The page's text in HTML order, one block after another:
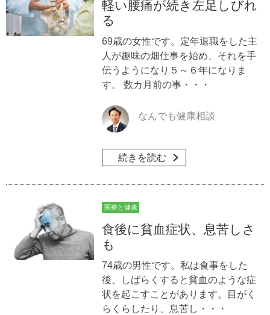
軽い腰痛が続き左足しびれ
る
69歳の女性です。定年退職をした主
人が趣味の畑仕事を始め、それを手
伝うようになり５～６年になりま
す。 数カ月前の事・・・
なんでも健康相談
続きを読む
医療と健康
食後に貧血症状、息苦しさ
も
74歳の男性です。私は食事をした
後、しばらくすると貧血のような症
状を起こすことがあります。目がく
らくらしたり、息苦し・・・